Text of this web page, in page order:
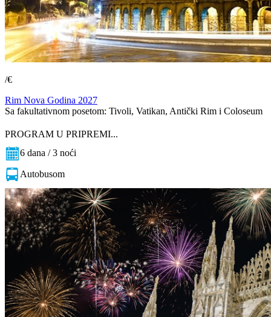
/€
Rim Nova Godina 2027
Sa fakultativnom posetom: Tivoli, Vatikan, Antički Rim i Coloseum
PROGRAM U PRIPREMI...
6 dana / 3 noći
Autobusom